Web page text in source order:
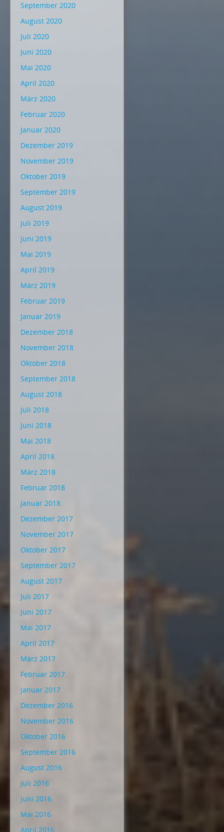
September 2020
August 2020
Juli 2020
Juni 2020
Mai 2020
April 2020
März 2020
Februar 2020
Januar 2020
Dezember 2019
November 2019
Oktober 2019
September 2019
August 2019
Juli 2019
Juni 2019
Mai 2019
April 2019
März 2019
Februar 2019
Januar 2019
Dezember 2018
November 2018
Oktober 2018
September 2018
August 2018
Juli 2018
Juni 2018
Mai 2018
April 2018
März 2018
Februar 2018
Januar 2018
Dezember 2017
November 2017
Oktober 2017
September 2017
August 2017
Juli 2017
Juni 2017
Mai 2017
April 2017
März 2017
Februar 2017
Januar 2017
Dezember 2016
November 2016
Oktober 2016
September 2016
August 2016
Juli 2016
Juni 2016
Mai 2016
April 2016